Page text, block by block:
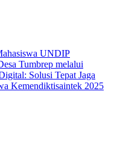
UNDIP
Tumbrep melalui
Solusi Tepat Jaga
Kemendiktisaintek 2025